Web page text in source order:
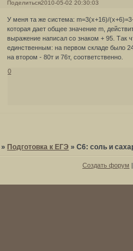
Поделиться2010-05-02 20:30:03
У меня та же система: m=3(x+16)/
которая дает общее значение m,
выражение написал со знаком + 95. Так
единственным: на первом складе было
на втором - 80т и 76т, соответственно.
0
»Подготовка к ЕГЭ »С6: соль и
Создать форум